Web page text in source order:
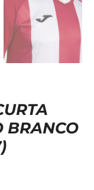
BRANCO